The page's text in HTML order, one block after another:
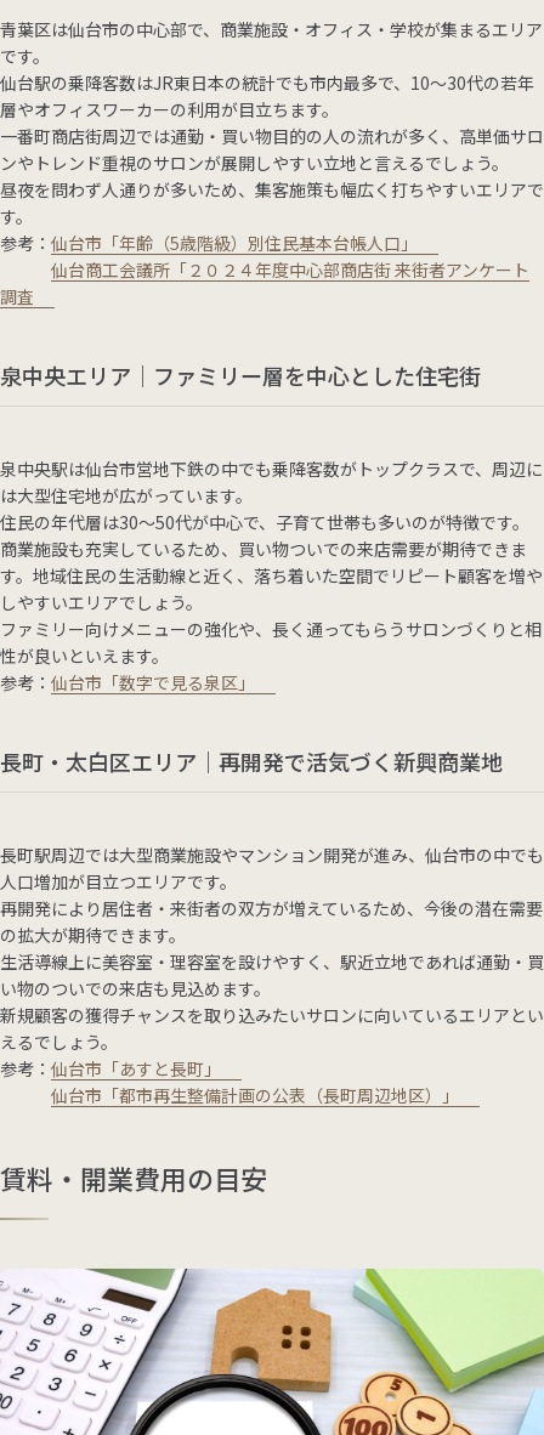
青葉区は仙台市の中心部で、商業施設・オフィス・学校が集まるエリア
です。
仙台駅の乗降客数はJR東日本の統計でも市内最多で、10〜30代の若年
層やオフィスワーカーの利用が目立ちます。
一番町商店街周辺では通勤・買い物目的の人の流れが多く、高単価サロ
ンやトレンド重視のサロンが展開しやすい立地と言えるでしょう。
昼夜を問わず人通りが多いため、集客施策も幅広く打ちやすいエリアで
す。
参考： 仙台市「年齢（5歳階級）別住民基本台帳人口」
仙台商工会議所「２０２４年度中心部商店街 来街者アンケート
調査
泉中央エリア｜ファミリー層を中心とした住宅街
泉中央駅は仙台市営地下鉄の中でも乗降客数がトップクラスで、周辺に
は大型住宅地が広がっています。
住民の年代層は30〜50代が中心で、子育て世帯も多いのが特徴です。
商業施設も充実しているため、買い物ついでの来店需要が期待できま
す。地域住民の生活動線と近く、落ち着いた空間でリピート顧客を増や
しやすいエリアでしょう。
ファミリー向けメニューの強化や、長く通ってもらうサロンづくりと相
性が良いといえます。
参考： 仙台市「数字で見る泉区」
長町・太白区エリア｜再開発で活気づく新興商業地
長町駅周辺では大型商業施設やマンション開発が進み、仙台市の中でも
人口増加が目立つエリアです。
再開発により居住者・来街者の双方が増えているため、今後の潜在需要
の拡大が期待できます。
生活導線上に美容室・理容室を設けやすく、駅近立地であれば通勤・買
い物のついでの来店も見込めます。
新規顧客の獲得チャンスを取り込みたいサロンに向いているエリアとい
えるでしょう。
参考： 仙台市「あすと長町」
仙台市「都市再生整備計画の公表（長町周辺地区）」
賃料・開業費用の目安